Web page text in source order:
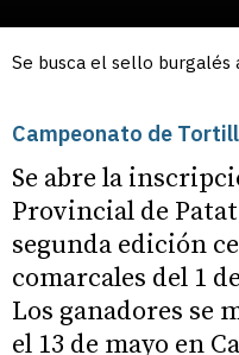
Se busca el sello
Campeonato de
Se abre la
Provincial de
segunda edición
comarcales del 1
Los ganadores se
el 13 de mayo en